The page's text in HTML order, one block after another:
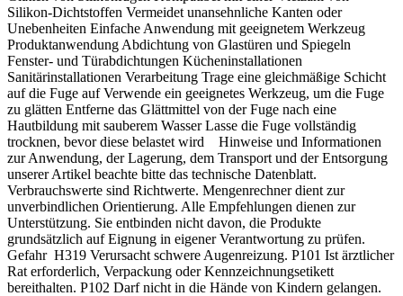
Silikon-Dichtstoffen Vermeidet unansehnliche Kanten oder
Unebenheiten Einfache Anwendung mit geeignetem Werkzeug
Produktanwendung Abdichtung von Glastüren und Spiegeln
Fenster- und Türabdichtungen Kücheninstallationen
Sanitärinstallationen Verarbeitung Trage eine gleichmäßige Schicht
auf die Fuge auf Verwende ein geeignetes Werkzeug, um die Fuge
zu glätten Entferne das Glättmittel von der Fuge nach eine
Hautbildung mit sauberem Wasser Lasse die Fuge vollständig
trocknen, bevor diese belastet wird Hinweise und Informationen
zur Anwendung, der Lagerung, dem Transport und der Entsorgung
unserer Artikel beachte bitte das technische Datenblatt.
Verbrauchswerte sind Richtwerte. Mengenrechner dient zur
unverbindlichen Orientierung. Alle Empfehlungen dienen zur
Unterstützung. Sie entbinden nicht davon, die Produkte
grundsätzlich auf Eignung in eigener Verantwortung zu prüfen.
Gefahr H319 Verursacht schwere Augenreizung. P101 Ist ärztlicher
Rat erforderlich, Verpackung oder Kennzeichnungsetikett
bereithalten. P102 Darf nicht in die Hände von Kindern gelangen.